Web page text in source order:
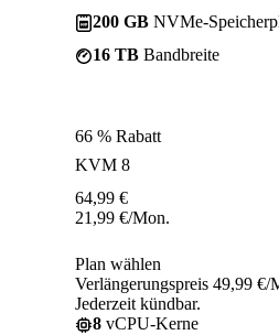
200 GB NVMe-
16 TB Bandbreite
66 % Rabatt
KVM 8
64,99 €
21,99 €/Mon.
Plan wählen
Verlängerungspreis 49,99 €/
Jederzeit kündbar.
8 vCPU-Kerne